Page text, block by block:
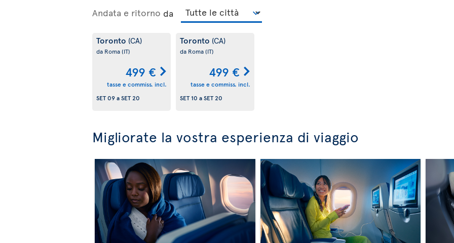
Andata e ritorno da
Toronto (CA)
da Roma(IT)
499 €
tasse e commiss. incl.
SET 09aSET 20
Toronto (CA)
da Roma(IT)
499 €
tasse e commiss. incl.
SET 10 aSET 20
Migliorate la vostra esperienza di viaggio